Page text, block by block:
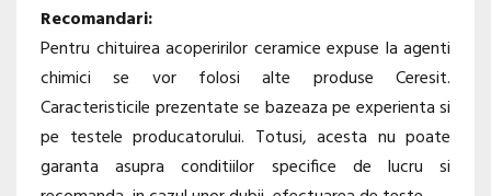
Recomandari:
Pentru chituirea acoperirilor ceramice expuse la agenti
chimici se vor folosi alte produse Ceresit.
Caracteristicile prezentate se bazeaza pe experienta si
pe testele producatorului. Totusi, acesta nu poate
garanta asupra conditiilor specifice de lucru si